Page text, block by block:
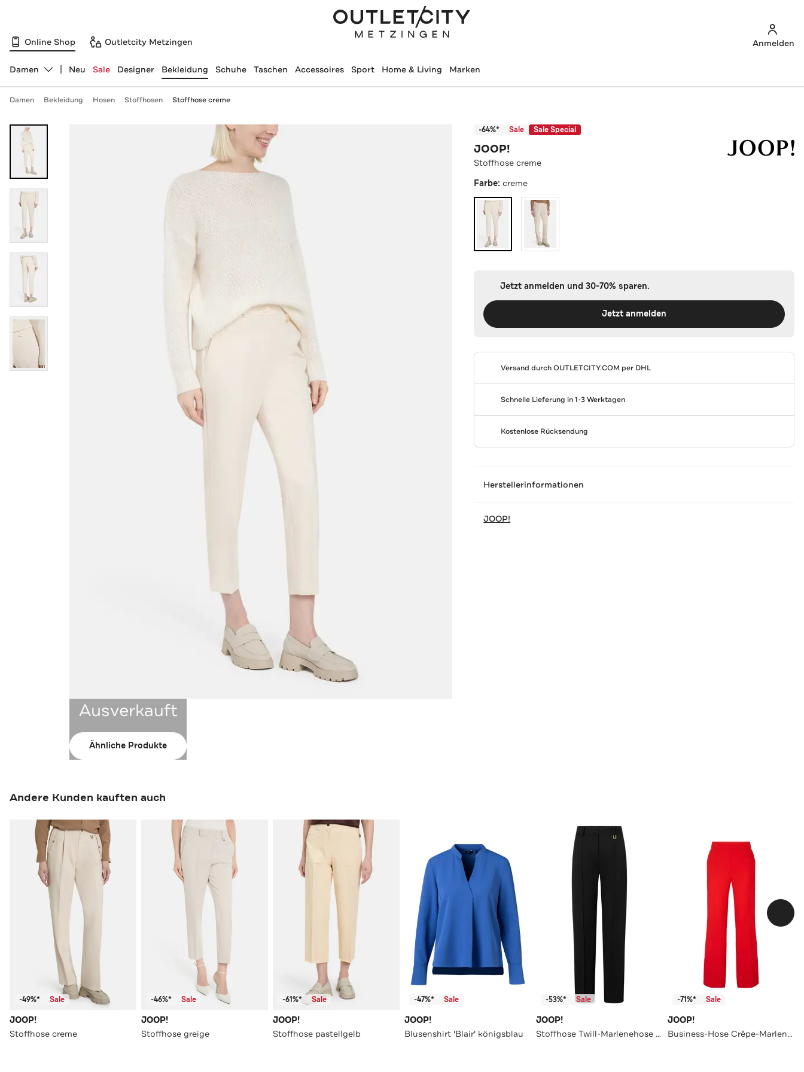
Online Shop Outletcity Metzingen Anmelden
Abteilung ändern, ausgewählt:
Damen Neu Sale Designer Bekleidung Schuhe Taschen Accessoires Sport Home & Living Marken
Damen Bekleidung Hosen Stoffhosen Stoffhose creme
Ausverkauft
Ähnliche Produkte
-64%* Sale Sale Special
JOOP!
Stoffhose creme
Farbe:creme
Jetzt anmelden und 30-70% sparen.
Jetzt anmelden
Versand durchOUTLETCITY.COM per DHL
Schnelle Lieferung in 1-3 Werktagen
Kostenlose Rücksendung
Herstellerinformationen
JOOP!
Andere Kunden kauften auch
-49%* Sale
JOOP!
Stoffhose creme
-46%* Sale
JOOP!
Stoffhose greige
-61%* Sale
JOOP!
Stoffhose pastellgelb
-47%* Sale
JOOP!
Blusenshirt 'Blair' königsblau
-53%* Sale
JOOP!
Stoffhose Twill-Marlenehose in Schwarz schwarz Loose Fit
-71%* Sale
JOOP!
Business-Hose Crêpe-Marlenehose in Rot rot Straight